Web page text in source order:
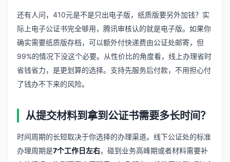
还有人问，410元是不是只出电子版，纸质版要另外加钱？实
际上电子公证书完全够用，腾讯审核认的就是电子版。如果你
确实需要纸质版存档，可以额外付快递费由公证处邮寄，但
99%的情况下没这个必要。从性价比的角度看，线上办理省时
省钱省力，是更划算的选择。支持先服务后付款，不用担心付
了钱办不下来的风险。
从提交材料到拿到公证书需要多长时间？
时间周期的长短取决于你选择的办理渠道。线下公证处的标准
办理周期是7个工作日左右，碰到业务高峰期或者材料需要补